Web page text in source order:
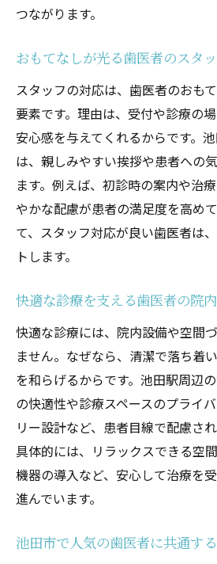
つながります。
おもてなしが光る歯医者のスタ
スタッフの対応は、歯医者のおも
要素です。理由は、受付や診療の
安心感を与えてくれるからです。
は、親しみやすい挨拶や患者への
ます。例えば、初診時の案内や治
やかな配慮が患者の満足度を高め
て、スタッフ対応が良い歯医者は
トします。
快適な診療を支える歯医者の院
快適な診療には、院内設備や空間
ません。なぜなら、清潔で落ち着
を和らげるからです。池田駅周辺
の快適性や診療スペースのプライ
リー設計など、患者目線で配慮さ
具体的には、リラックスできる空
機器の導入など、安心して治療を
進んでいます。
池田市で人気の歯医者に共通す